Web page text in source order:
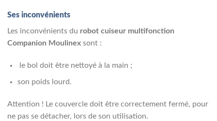
Ses inconvénients
Les inconvénients du robot cuiseur multifonction
Companion Moulinex sont :
le bol doit être nettoyé à la main ;
son poids lourd.
Attention ! Le couvercle doit être correctement fermé, pour
ne pas se détacher, lors de son utilisation.